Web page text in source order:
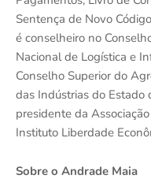
Sentença de Novo
é conselheiro no
Nacional de Logística e
Conselho Superior do
das Indústrias do Estado
presidente da
Instituto Liberdade
Sobre o Andrade Maia